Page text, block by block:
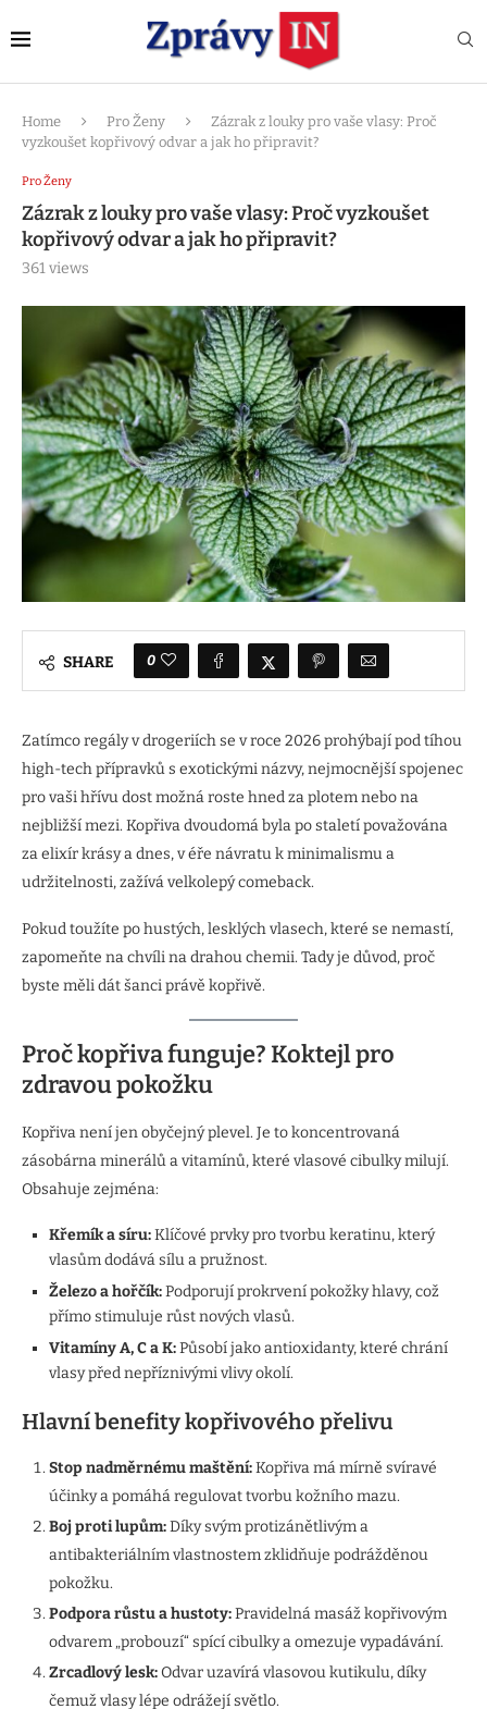
Home Pro Ženy
Zázrak z louky pro vaše vlasy: Proč
vyzkoušet kopřivový odvar a jak ho připravit?
Pro Ženy
Zázrak z louky pro vaše vlasy: Proč vyzkoušet
kopřivový odvar a jak ho připravit?
361views
SHARE 0
Zatímco regály v drogeriích se v roce 2026 prohýbají pod tíhou
high-tech přípravků s exotickými názvy, nejmocnější spojenec
pro vaši hřívu dost možná roste hned za plotem nebo na
nejbližší mezi. Kopřiva dvoudomá byla po staletí považována
za elixír krásy a dnes, v éře návratu k minimalismu a
udržitelnosti, zažívá velkolepý comeback.
Pokud toužíte po hustých, lesklých vlasech, které se nemastí,
zapomeňte na chvíli na drahou chemii. Tady je důvod, proč
byste měli dát šanci právě kopřivě.
Proč kopřiva funguje? Koktejl pro
zdravou pokožku
Kopřiva není jen obyčejný plevel. Je to koncentrovaná
zásobárna minerálů a vitamínů, které vlasové cibulky milují.
Obsahuje zejména:
Křemík a síru:Klíčové prvky pro tvorbu keratinu, který
vlasům dodává sílu a pružnost.
Železo a hořčík:Podporují prokrvení pokožky hlavy, což
přímo stimuluje růst nových vlasů.
Vitamíny A, C a K:Působí jako antioxidanty, které chrání
vlasy před nepříznivými vlivy okolí.
Hlavní benefity kopřivového přelivu
Stop nadměrnému maštění:Kopřiva má mírně svíravé
účinky a pomáhá regulovat tvorbu kožního mazu.
Boj proti lupům:Díky svým protizánětlivým a
antibakteriálním vlastnostem zklidňuje podrážděnou
pokožku.
Podpora růstu a hustoty:Pravidelná masáž kopřivovým
odvarem „probouzí“ spící cibulky a omezuje vypadávání.
Zrcadlový lesk:Odvar uzavírá vlasovou kutikulu, díky
čemuž vlasy lépe odrážejí světlo.